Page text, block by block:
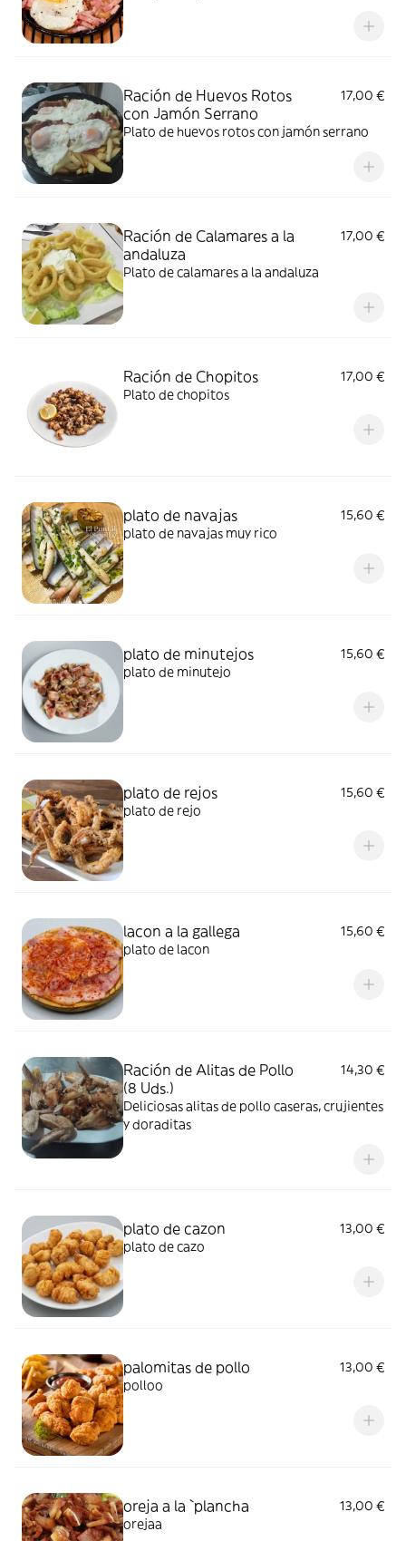
Ración de Huevos Rotos
con Jamón Serrano
17,00 €
Plato de huevos rotos con jamón serrano
Ración de Calamares a la
andaluza
17,00 €
Plato de calamares a la andaluza
Ración de Chopitos
17,00 €
Plato de chopitos
plato de navajas
15,60 €
plato de navajas muy rico
plato de minutejos
15,60 €
plato de minutejo
plato de rejos
15,60 €
plato de rejo
lacon a la gallega
15,60 €
plato de lacon
Ración de Alitas de Pollo
(8 Uds.)
14,30 €
Deliciosas alitas de pollo caseras, crujientes
y doraditas
plato de cazon
13,00 €
plato de cazo
palomitas de pollo
13,00 €
polloo
oreja a la `plancha
13,00 €
orejaa